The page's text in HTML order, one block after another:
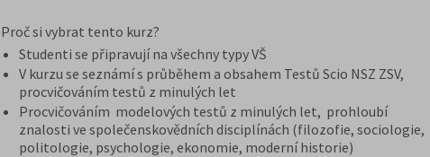
Proč si vybrat tento kurz?
Studenti se připravují na všechny typy VŠ
V kurzu se seznámí s průběhem a obsahem Testů Scio NSZ ZSV,
procvičováním testů z minulých let
Procvičováním modelových testů z minulých let, prohloubí
znalosti ve společenskovědních disciplínách (filozofie, sociologie,
politologie, psychologie, ekonomie, moderní historie)